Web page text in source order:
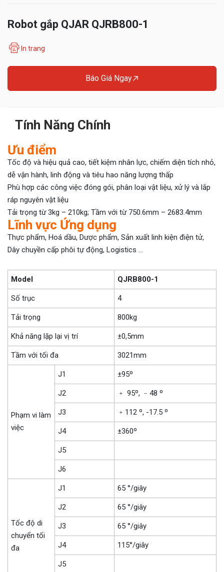
Robot gắp QJAR QJRB800-1
In trang
Báo Giá Ngay
Tính Năng Chính
Ưu điểm
Tốc độ và hiệu quả cao, tiết kiệm nhân lực, chiếm diện tích nhỏ,
dễ vận hành, linh động và tiêu hao năng lượng thấp
Phù hợp các công việc đóng gói, phân loại vật liệu, xử lý và lắp
ráp nguyên vật liệu
Tải trọng từ 3kg – 210kg; Tầm với từ 750.6mm – 2683.4mm
Lĩnh vực Ứng dụng
Thực phẩm, Hoá dầu, Dược phẩm, Sản xuất linh kiện điện tử,
Dây chuyền cấp phôi tự động, Logistics …
Model QJRB800-1
Số trục 4
Tải trọng 800kg
Khả năng lặp lại vị trí ±0,5mm
Tầm với tối đa 3021mm
Phạm vi làm
việc
J1 ±95º
J2 ﹢ 95º, ﹣48 º
J3 ﹢112 º, -17.5 º
J4 ±360º
J5
J6
Tốc độ di
chuyển tối
đa
J1 65 °/giây
J2 65 °/giây
J3 65 °/giây
J4 115°/giây
J5